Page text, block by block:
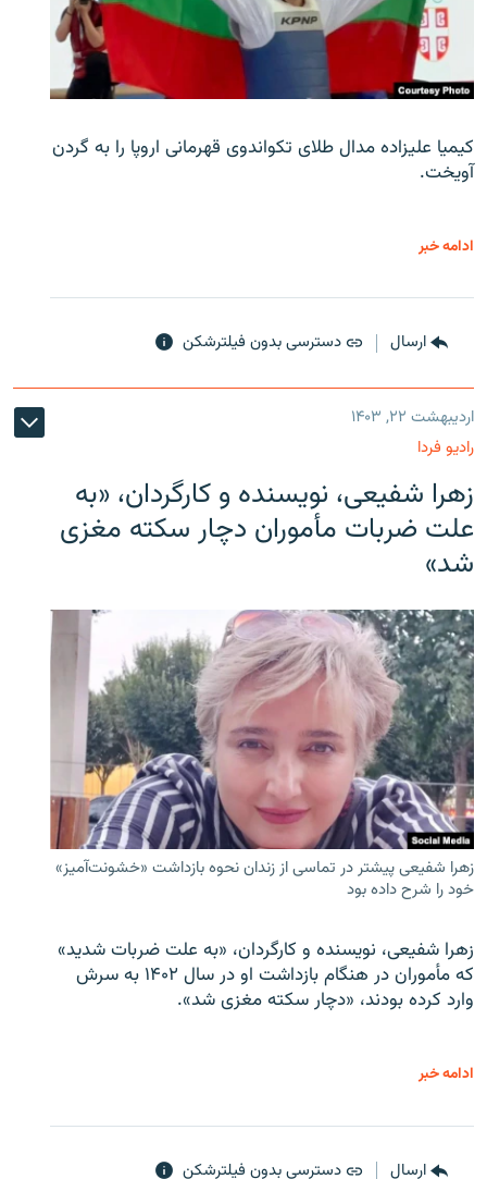
کیمیا علیزاده مدال طلای تکواندوی قهرمانی اروپا را به گردن
آویخت.
ادامه خبر
ارسال دسترسی بدون فیلترشکن
اردیبهشت ۲۲, ۱۴۰۳
رادیو فردا
زهرا شفیعی، نویسنده و کارگردان، «به
علت ضربات مأموران دچار سکته مغزی
شد»
زهرا شفیعی پیشتر در تماسی از زندان نحوه بازداشت «خشونت‌آمیز»
خود را شرح داده بود
زهرا شفیعی، نویسنده و کارگردان، «به علت ضربات شدید»
که مأموران در هنگام بازداشت او در سال ۱۴۰۲ به سرش
وارد کرده بودند، «دچار سکته مغزی شد».
ادامه خبر
ارسال دسترسی بدون فیلترشکن